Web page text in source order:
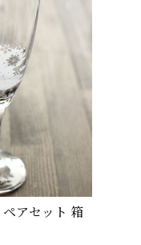
アセット 箱